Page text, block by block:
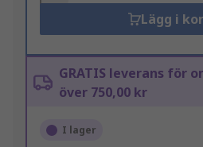
Lägg i
GRATIS leverans för
över 750,00 kr
I lager